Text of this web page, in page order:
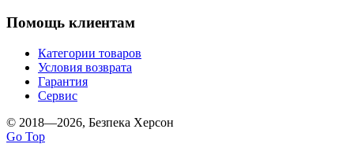
Помощь клиентам
Категории товаров
Условия возврата
Гарантия
Сервис
© 2018—2026, Безпека Херсон
Go Top